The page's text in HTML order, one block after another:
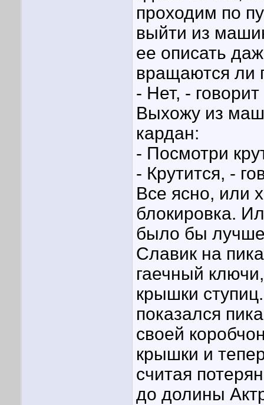
проходим по
выйти из
ее описать
вращаются ли
- Нет, -
Выхожу из
кардан:
- Посмотри
- Крутится, -
Все ясно, или
блокировка.
было бы
Славик на
гаечный
крышки
показался
своей
крышки и
считая
до долины